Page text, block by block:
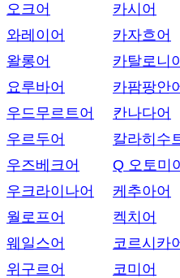
오크어
와레이어
왈롱어
요루바어
우드무르트어
우르두어
우즈베크어
우크라이나어
월로프어
웨일스어
위구르어
카시어
카자흐어
카탈로니
카팜팡안
칸나다어
칼라히수
Q 오토미
케추아어
켁치어
코르시카
코미어